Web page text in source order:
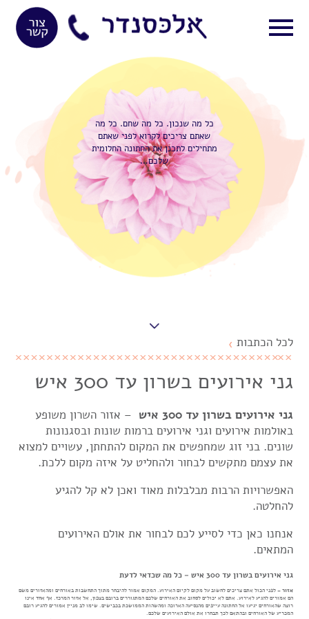
כל מה שנכון. כל מה שחם. כל מה
שאתם צריכים לקרוא לפני שאתם
מתחילים לתכנן את החתונה החלומית
שלכם…
לכל הכתבות ❯
גני אירועים בשרון עד 300 איש
גני אירועים בשרון עד 300 איש
– אזור השרון משופע
באולמות אירועים וגני אירועים ברמות שונות ובסגנונות
שונים. בני זוג שמחפשים את המקום להתחתן, עשויים למצוא
את עצמם מתקשים לבחור ולהחליט על איזה מקום ללכת.
האפשרויות הרבות מבלבלות מאוד ואכן לא קל להגיע
להחלטה.
אנחנו כאן כדי לסייע לכם לבחור את אולם האירועים
המתאים.
גני אירועים בשרון עד 300 איש – כל מה שכדאי לדעת
אזור– לפני הכול אתם צריכים לחשוב על מקום לקיום האירוע. המקום אמור להיבחר מתוך התחשבות באורחים ומהאזורים משם
הם אמורים להגיע לאירוע. אתם לא יכולים לסחוב את האורחים שלכם המתגוררים ברובם בצפון, אל אזור המרכז. אף אחד אינו
רוצה שהאורחים יגיעו אל החתונה עייפים מהנסיעה הארוכה ומהשהות הממושכת בכבישים. שימו לב מניין אמורים להגיע רובם
המכריע של האורחים ובהתאם לכך תבחרו את אולם האירועים שלכם.